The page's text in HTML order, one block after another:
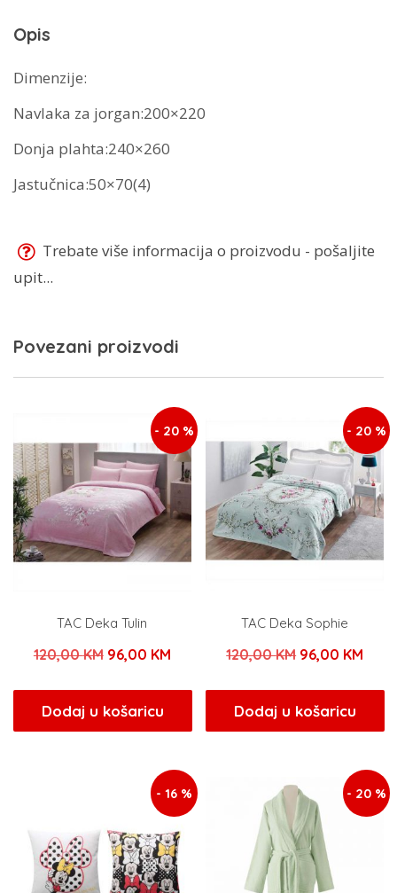
Opis
Dimenzije:
Navlaka za jorgan:200×220
Donja plahta:240×260
Jastučnica:50×70(4)
Trebate više informacija o proizvodu - pošaljite
upit...
Povezani proizvodi
- 20 %
TAC Deka Tulin
120,00KM Izvorna
bila
je:
96,00 KMTrenutna
96,00 KM.
Dodaj u košaricu
- 20 %
TAC Deka Sophie
120,00KM Izvorna
bila
je:
96,00 KM
Dodaj u košaricu
- 16 % - 20 %